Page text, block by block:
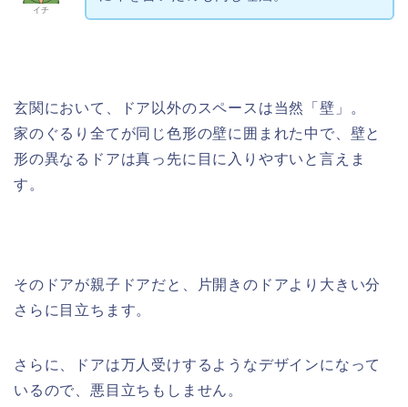
イチ
玄関において、ドア以外のスペースは当然「壁」。
家のぐるり全てが同じ色形の壁に囲まれた中で、壁と
形の異なるドアは真っ先に目に入りやすいと言えま
す。
そのドアが親子ドアだと、片開きのドアより大きい分
さらに目立ちます。
さらに、ドアは万人受けするようなデザインになって
いるので、悪目立ちもしません。